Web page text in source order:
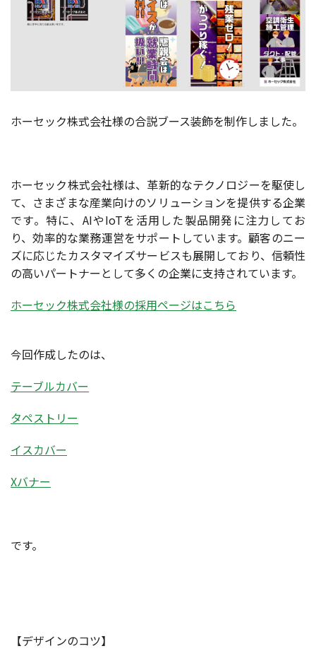
ホーセック株式会社様の合説ブース装飾を制作しました。
ホーセック株式会社様は、革新的なテクノロジーを駆使し
て、さまざまな産業向けのソリューションを提供する企業
です。特に、AIやIoTを活用した製品開発に注力してお
り、効率的な業務運営をサポートしています。顧客のニー
ズに応じたカスタマイズサービスも展開しており、信頼性
の高いパートナーとして多くの企業に支持されています。
ホーセック株式会社様の採用ページはこちら
今回作成したのは、
テーブルカバー
タペストリー
イスカバー
Xバナー
です。
【デザインのコツ】